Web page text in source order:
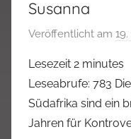
Susanna
Veröffentlicht am
Lesezeit 2 minutes
Leseabrufe: 783
Südafrika sind ein
Jahren für